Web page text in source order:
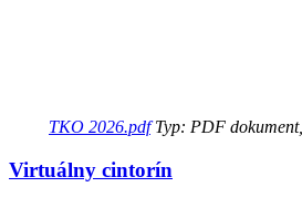
TKO 2026.pdfTyp: PDF
Virtuálny cintorín